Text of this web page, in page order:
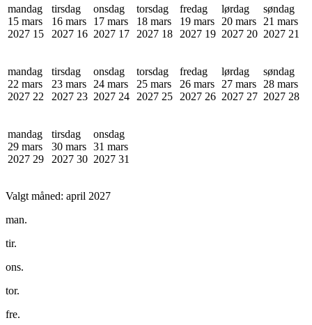
mandag
15 mars
2027 15
tirsdag
16 mars
2027 16
onsdag
17 mars
2027 17
torsdag
18 mars
2027 18
fredag
19 mars
2027 19
lørdag
20 mars
2027 20
søndag
21 mars
2027 21
mandag
22 mars
2027 22
tirsdag
23 mars
2027 23
onsdag
24 mars
2027 24
torsdag
25 mars
2027 25
fredag
26 mars
2027 26
lørdag
27 mars
2027 27
søndag
28 mars
2027 28
mandag
29 mars
2027 29
tirsdag
30 mars
2027 30
onsdag
31 mars
2027 31
Valgt måned: april 2027
man.
tir.
ons.
tor.
fre.